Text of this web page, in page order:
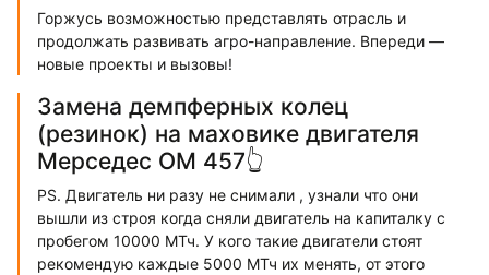
Горжусь возможностью представлять отрасль и
продолжать развивать агро-направление. Впереди —
новые проекты и вызовы!
Замена демпферных колец
(резинок) на маховике двигателя
Мерседес ОМ 457👆
PS. Двигатель ни разу не снимали , узнали что они
вышли из строя когда сняли двигатель на капиталку с
пробегом 10000 МТч. У кого такие двигатели стоят
рекомендую каждые 5000 МТч их менять, от этого